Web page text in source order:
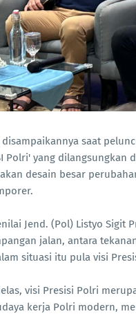
saat
Polri' yang dilangsungkan
desain besar
Jend. (Pol) Listyo Sigit
jalan, antara
situasi itu pula visi
visi Presisi Polri
kerja Polri modern,